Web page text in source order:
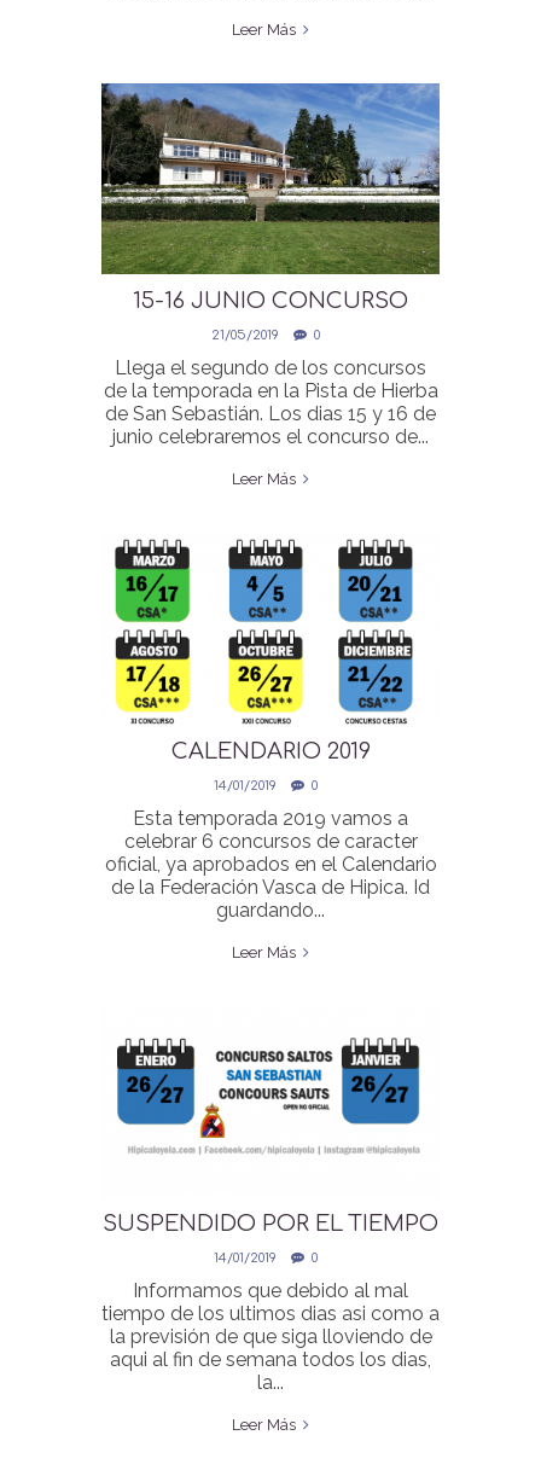
Leer Más
15-16 JUNIO CONCURSO
SALTOS NO OFICIAL
21/05/2019 0
Llega el segundo de los concursos
de la temporada en la Pista de Hierba
de San Sebastián. Los dias 15 y 16 de
junio celebraremos el concurso de...
Leer Más
CALENDARIO 2019
COMPETICION OFICIAL SAN
SEBASTIAN
14/01/2019 0
Esta temporada 2019 vamos a
celebrar 6 concursos de caracter
oficial, ya aprobados en el Calendario
de la Federación Vasca de Hipica. Id
guardando...
Leer Más
SUSPENDIDO POR EL TIEMPO
CONCURSO 26.27 ENERO
14/01/2019 0
Informamos que debido al mal
tiempo de los ultimos dias asi como a
la previsión de que siga lloviendo de
aqui al fin de semana todos los dias,
la...
Leer Más